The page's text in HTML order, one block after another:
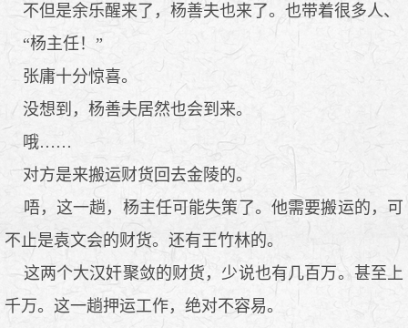
不但是余乐醒来了，杨善夫也来了。也带着很多人、
“杨主任！”
张庸十分惊喜。
没想到，杨善夫居然也会到来。
哦……
对方是来搬运财货回去金陵的。
唔，这一趟，杨主任可能失策了。他需要搬运的，可
不止是袁文会的财货。还有王竹林的。
这两个大汉奸聚敛的财货，少说也有几百万。甚至上
千万。这一趟押运工作，绝对不容易。